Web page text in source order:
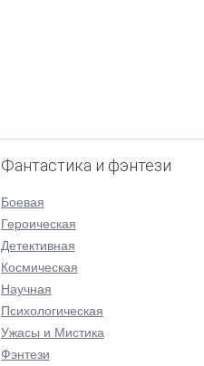
Фантастика и фэнтези
Боевая
Героическая
Детективная
Космическая
Научная
Психологическая
Ужасы и Мистика
Фэнтези